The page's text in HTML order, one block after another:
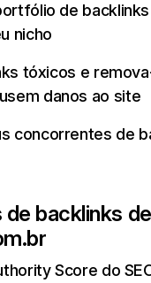
de
nicho
tóxicos e
danos ao site
concorrentes de
backlinks de
Score do